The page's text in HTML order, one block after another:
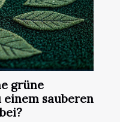
grüne
sauberen